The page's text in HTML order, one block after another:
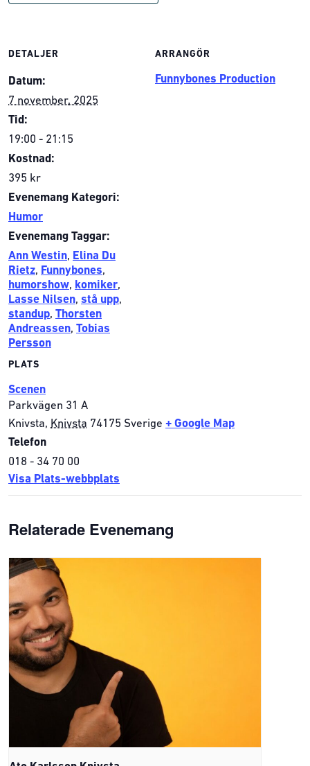
DETALJER
Datum:
7 november, 2025
Tid:
19:00 - 21:15
Kostnad:
395 kr
Evenemang Kategori:
Humor
Evenemang Taggar:
Ann Westin, Elina Du
Rietz, Funnybones,
humorshow, komiker,
Lasse Nilsen, stå upp,
standup, Thorsten
Andreassen, Tobias
Persson
PLATS
Scenen
Parkvägen 31 A
Knivsta, Knivsta 74175 Sverige + Google Map
Telefon
018 - 34 70 00
Visa Plats-webbplats
ARRANGÖR
Funnybones Production
Relaterade Evenemang